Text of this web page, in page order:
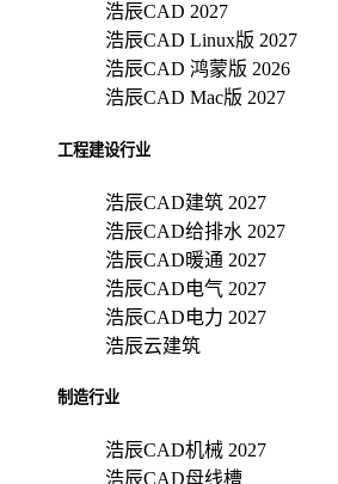
浩辰CAD 2027
浩辰CAD Linux版 2027
浩辰CAD 鸿蒙版 2026
浩辰CAD Mac版 2027
工程建设行业
浩辰CAD建筑 2027
浩辰CAD给排水 2027
浩辰CAD暖通 2027
浩辰CAD电气 2027
浩辰CAD电力 2027
浩辰云建筑
制造行业
浩辰CAD机械 2027
浩辰CAD母线槽